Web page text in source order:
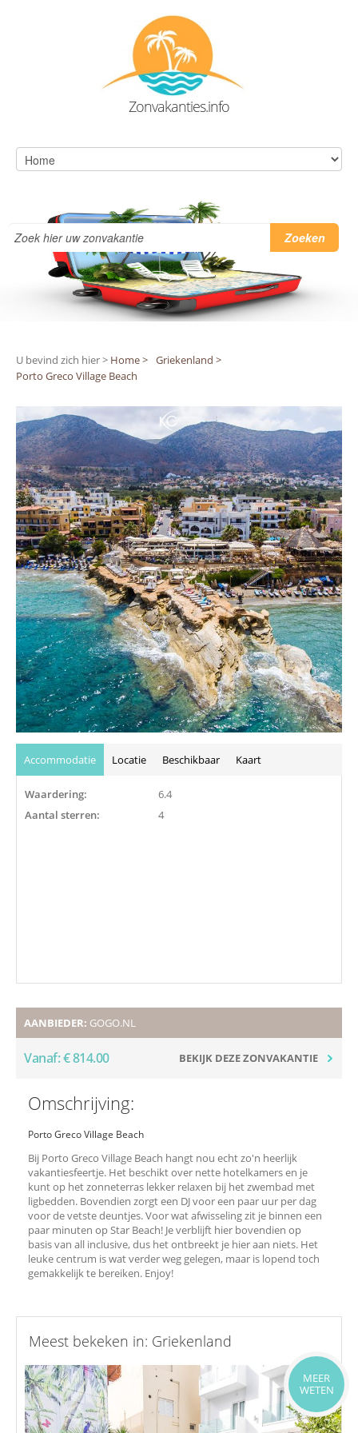
Zonvakanties.info
U bevind zich hier > Home > Griekenland >
Porto Greco Village Beach
Accommodatie Locatie Beschikbaar Kaart
Waardering:
6.4
Aantal sterren:
4
AANBIEDER: GOGO.NL
Vanaf: € 814.00 BEKIJK DEZE ZONVAKANTIE
Omschrijving:
Porto Greco Village Beach
Bij Porto Greco Village Beach hangt nou echt zo'n heerlijk
vakantiesfeertje. Het beschikt over nette hotelkamers en je
kunt op het zonneterras lekker relaxen bij het zwembad met
ligbedden. Bovendien zorgt een DJ voor een paar uur per dag
voor de vetste deuntjes. Voor wat afwisseling zit je binnen een
paar minuten op Star Beach! Je verblijft hier bovendien op
basis van all inclusive, dus het ontbreekt je hier aan niets. Het
leuke centrum is wat verder weg gelegen, maar is lopend toch
gemakkelijk te bereiken. Enjoy!
Meest bekeken in: Griekenland
MEER
WETEN